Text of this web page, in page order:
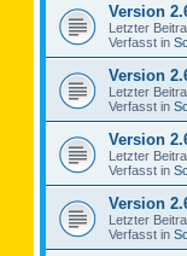
Version
Letzter
Verfasst in
Version
Letzter
Verfasst in
Version
Letzter
Verfasst in
Version
Letzter
Verfasst in